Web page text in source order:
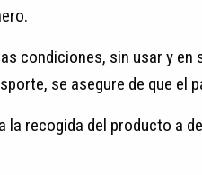
condiciones, sin usar y
se asegure de que el
recogida del producto a